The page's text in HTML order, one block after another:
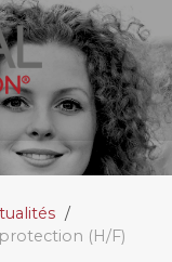
(H/F)